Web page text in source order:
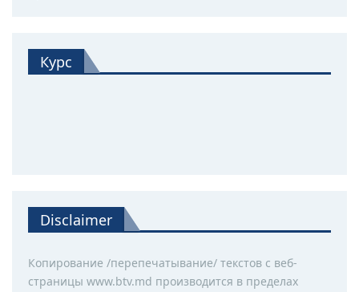
Курс
Disclaimer
Копирование /перепечатывание/ текстов с веб-
страницы www.btv.md производится в пределах